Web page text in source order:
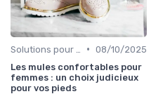
• 08/10/2025
Les mules confortables pour
femmes : un choix judicieux
pour vos pieds